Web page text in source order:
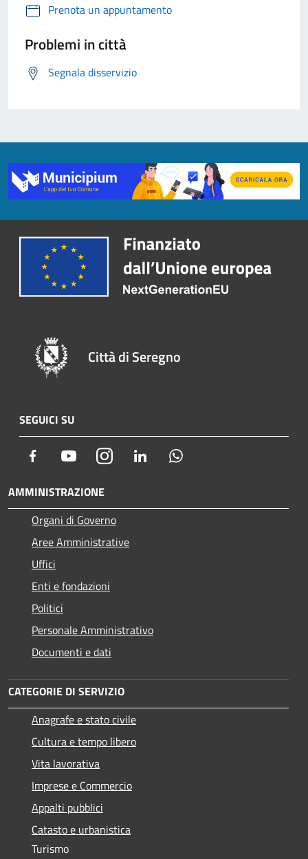
Prenota un appuntamento
Problemi in città
Segnala disservizio
Città di Seregno
SEGUICI SU
Facebook YoutubeInstagram LinkedIn
AMMINISTRAZIONE
Organi di Governo
Aree Amministrative
Uffici
Enti e fondazioni
Politici
Personale Amministrativo
Documenti e dati
CATEGORIE DI SERVIZIO
Anagrafe e stato civile
Cultura e tempo libero
Vita lavorativa
Imprese e Commercio
Appalti pubblici
Catasto e urbanistica
Turismo